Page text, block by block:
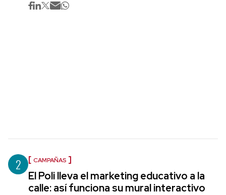
2 CAMPAÑAS
El Poli lleva el marketing educativo a la
calle: así funciona su mural interactivo